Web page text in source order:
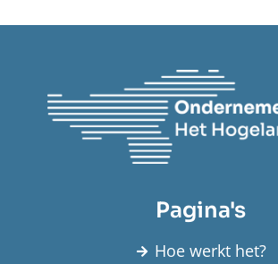
Pagina's
Hoe werkt het?